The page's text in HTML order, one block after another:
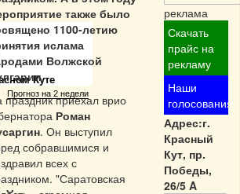
Куте
Прогноз на 2 недели
также было
1100-летию
ислама
Волжской
праздник приехал врио
Роман
. Он выступил
собравшимися и
всех с
"Саратовская
реклама
Скачать
прайс на
рекламу
Наши
голосования
Адрес:г.
Красный
Кут, пр.
Победы,
26/5 A